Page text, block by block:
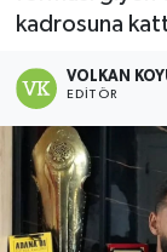
kadrosuna
VOLKAN
EDITÖR